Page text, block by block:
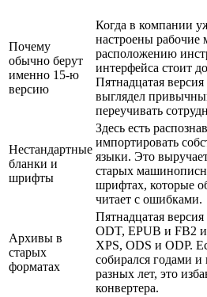
Почему
обычно берут
именно 15-ю
версию
Когда в компании
настроены
расположению
интерфейса стоит
Пятнадцатая
выглядел
переучивать
Нестандартные
бланки и
шрифты
Здесь есть
импортировать
языки. Это
старых
шрифтах, которые
читает с ошибками.
Архивы в
старых
форматах
Пятнадцатая
ODT, EPUB и FB2
XPS, ODS и ODP.
собирался годами
разных лет, это
конвертера.